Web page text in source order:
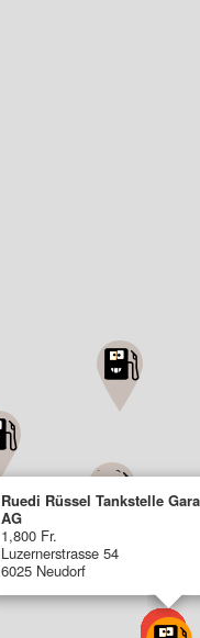
Ruedi Rüssel Tankstelle
AG
1,800 Fr.
Luzernerstrasse 54
6025 Neudorf